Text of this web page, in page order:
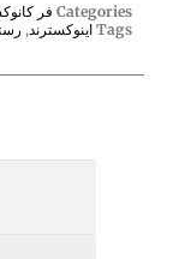
Categories فر
Tags اینوکسترند ,